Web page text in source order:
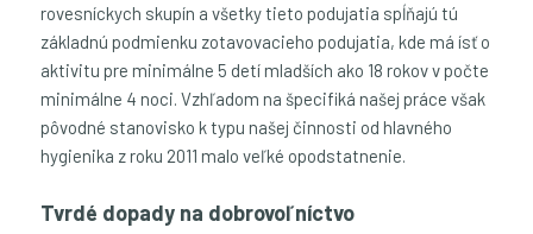
rovesníckych skupín a všetky tieto podujatia spĺňajú tú
základnú podmienku zotavovacieho podujatia, kde má ísť o
aktivitu pre minimálne 5 detí mladších ako 18 rokov v počte
minimálne 4 noci. Vzhľadom na špecifiká našej práce však
pôvodné stanovisko k typu našej činnosti od hlavného
hygienika z roku 2011 malo veľké opodstatnenie.
Tvrdé dopady na dobrovoľníctvo